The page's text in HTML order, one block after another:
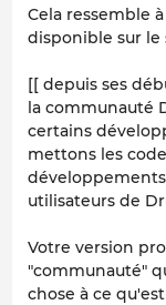
Cela ressemble
disponible sur le
[[ depuis ses
la communauté
certains
mettons les
utilisateurs de
Votre version
"communauté"
chose à ce